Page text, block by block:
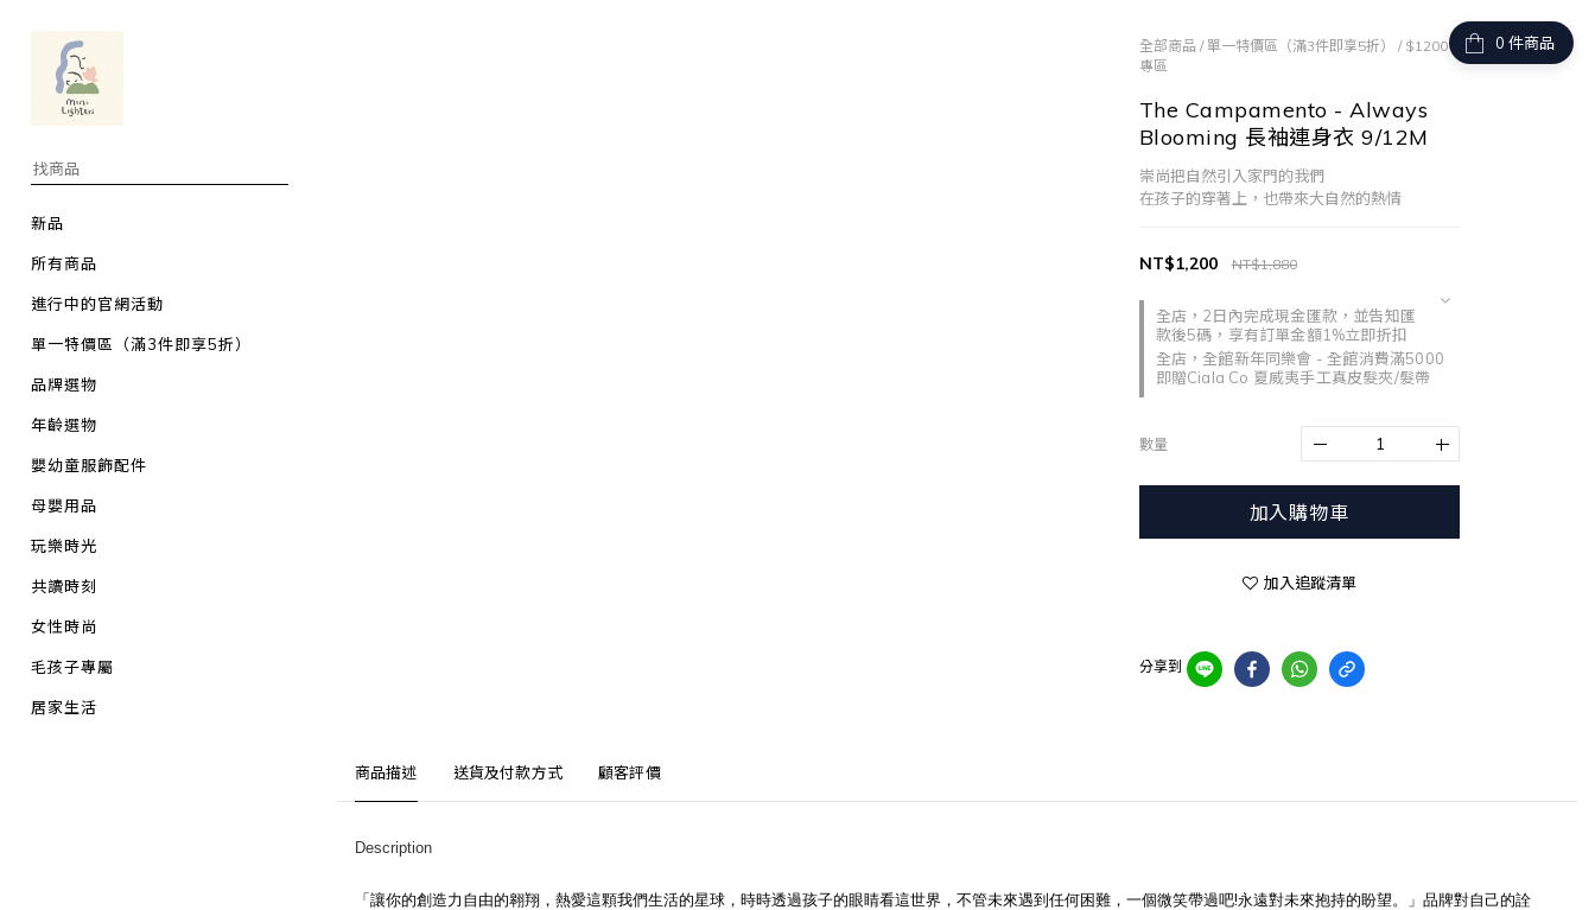
新品
所有商品
進行中的官網活動
單一特價區（滿3件即享5折）
品牌選物
年齡選物
嬰幼童服飾配件
母嬰用品
玩樂時光
共讀時刻
女性時尚
毛孩子專屬
居家生活
件商品
全部商品 /單一特價區（滿3件即享5折） / $1200
專區
The Campamento - Always
Blooming 長袖連身衣 9/12M
崇尚把自然引入家門的我們
在孩子的穿著上，也帶來大自然的熱情
全店，2日內完成現金匯款，並告知匯
款後5碼，享有訂單金額1%立即折扣
全店，全館新年同樂會 - 全館消費滿5000
即贈Ciala Co 夏威夷手工真皮髮夾/髮帶
NT$1,880
NT$1,200
數量
加入購物車
加入追蹤清單
分享到
商品描述 送貨及付款方式 顧客評價
Description
「讓你的創造力自由的翱翔，熱愛這顆我們生活的星球，時時透過孩子的眼睛看這世界，不管未來遇到任何困難，一個微笑帶過吧!永遠對未來抱持的盼望。」品牌對自己的詮